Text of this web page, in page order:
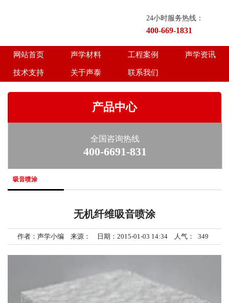
24小时服务热线：
400-669-1831
网站首页 声学材料 工程案例 声学资讯
技术支持 关于声泰 联系我们
产品中心
全国咨询热线
400-6691-831
吸音喷涂
无机纤维吸音喷涂
作者：声学小编 来源： 日期：2015-01-03 14:34 人气： 349